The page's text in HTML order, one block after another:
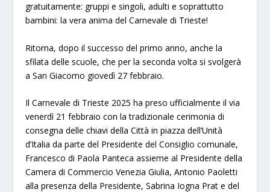
gratuitamente: gruppi e singoli, adulti e soprattutto
bambini: la vera anima del Carnevale di Trieste!
Ritorna, dopo il successo del primo anno, anche la
sfilata delle scuole, che per la seconda volta si svolgerà
a San Giacomo giovedì 27 febbraio.
Il Carnevale di Trieste 2025 ha preso ufficialmente il via
venerdì 21 febbraio con la tradizionale cerimonia di
consegna delle chiavi della Città in piazza dell’Unità
d’Italia da parte del Presidente del Consiglio comunale,
Francesco di Paola Panteca assieme al Presidente della
Camera di Commercio Venezia Giulia, Antonio Paoletti
alla presenza della Presidente, Sabrina Iogna Prat e del